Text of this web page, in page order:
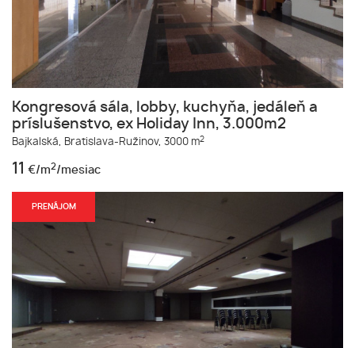
Kongresová sála, lobby, kuchyňa, jedáleň a
príslušenstvo, ex Holiday Inn, 3.000m2
Bajkalská, Bratislava-Ružinov, 3000 m2
11 €/m2/mesiac
PRENÁJOM